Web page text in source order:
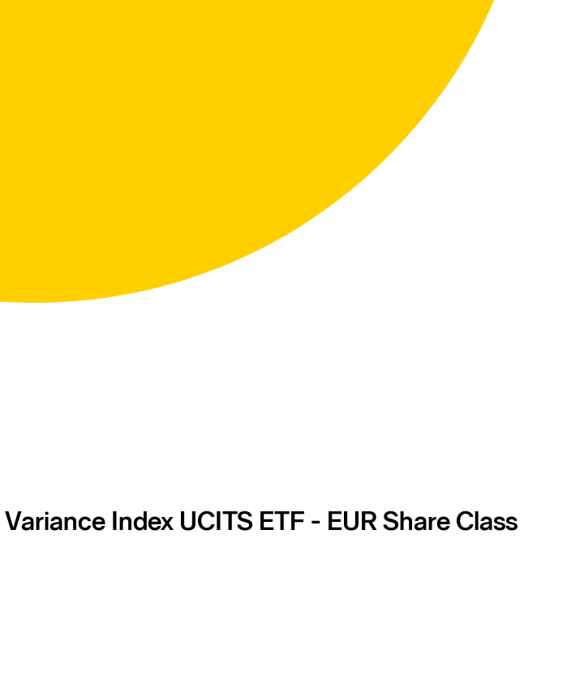
Index UCITS ETF - EUR Share Class